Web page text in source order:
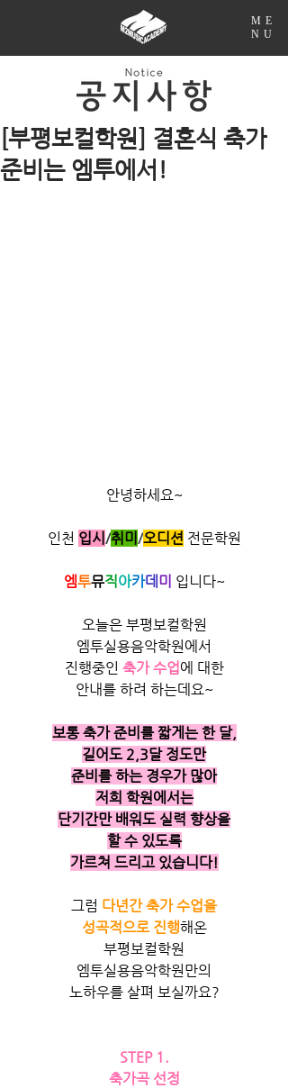
ME
NU
[부평보컬학원] 결혼식 축가
준비는 엠투에서!
안녕하세요~
인천 입시 /취미 /오디션 전문학원
엠투뮤직아카데 미 입니다~
오늘은 부평보컬학원
엠투실용음악학원에서
진행중인 축가 수업에 대한
안내를 하려 하는데요~
보통 축가 준비를 짧게는 한 달,
길어도 2,3달 정도만
준비를 하는 경우가 많아
저희 학원에서는
단기간만 배워도 실력 향상을
할 수 있도록
가르쳐 드리고 있습니다!
그럼 다년간 축가 수업을
성곡적으로 진행해온
부평보컬학원
엠투실용음악학원만의
노하우를 살펴 보실까요?
STEP 1.
축가곡 선정